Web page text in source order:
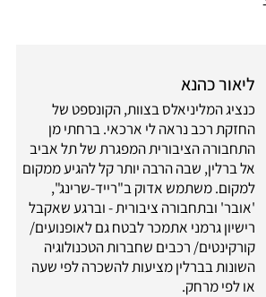
ליאור כהנא
כנציג המליניאלס בצוות, הקונספט של
החזקת רכב נראה לי ארכאי. ברחתי מן
התחבורה הציבורית המפגרת של תל אביב
אל ברלין, שבה הרבה יותר קל להגיע ממקום
למקום. משתמש אדוק ב"רייד-שרינג",
'אובר' ובתחבורה ציבורית - וברגע שאקבל
רישיון גרמני אתמכר לבטח גם לאופנועים/
קורקינטים/ רכבים שחברות הטכנולוגיה
השונות בברלין מציעות להשכרה לפי שעה
או לפי מרחק.